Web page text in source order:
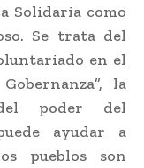
Solidaria como
Se trata del
en el
la
poder del
ayudar a
pueblos son